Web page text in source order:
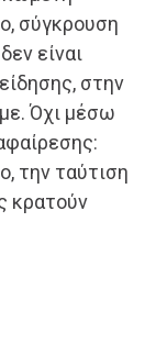
σύγκρουση
είναι
στην
Όχι μέσω
την ταύτιση
κρατούν